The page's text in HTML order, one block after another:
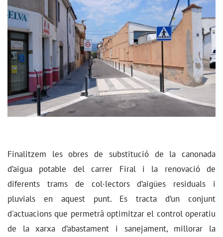
Finalitzem les obres de substitució de la canonada
d’aigua potable del carrer Firal i la renovació de
diferents trams de col·lectors d’aigües residuals i
pluvials en aquest punt. Es tracta d’un conjunt
d'actuacions que permetrà optimitzar el control operatiu
de la xarxa d’abastament i sanejament, millorar la